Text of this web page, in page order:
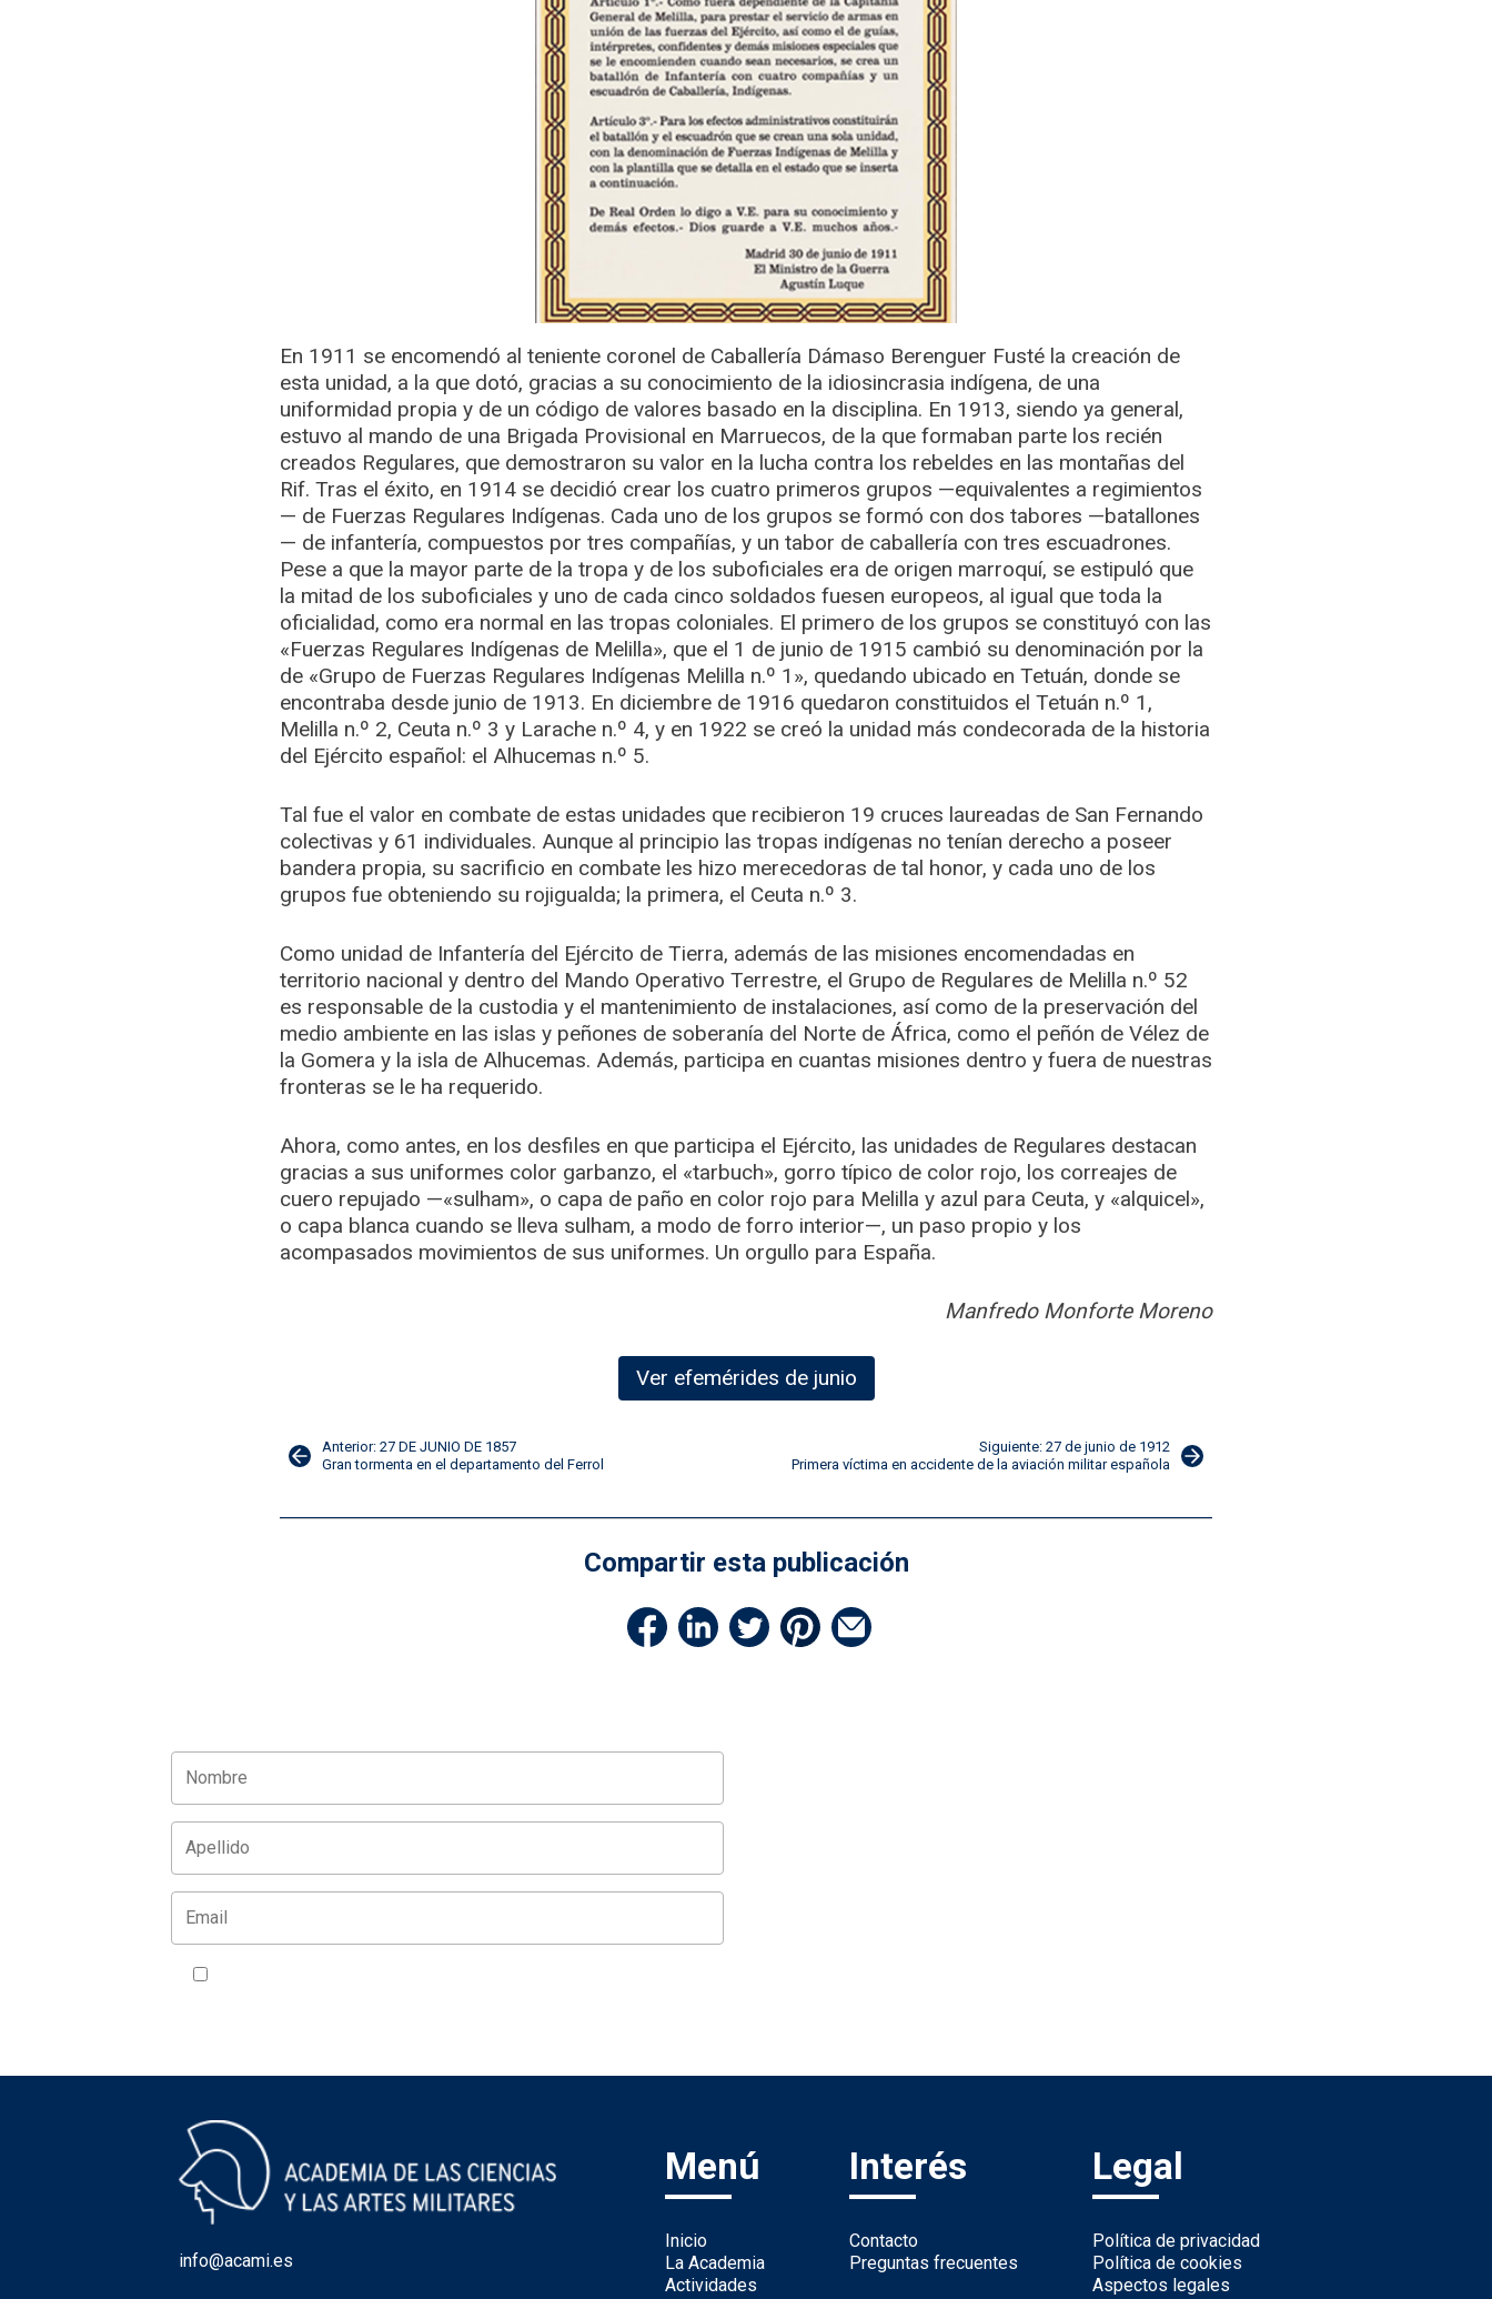
En 1911 se encomendó al teniente coronel de Caballería Dámaso Berenguer Fusté la creación de
esta unidad, a la que dotó, gracias a su conocimiento de la idiosincrasia indígena, de una
uniformidad propia y de un código de valores basado en la disciplina. En 1913, siendo ya general,
estuvo al mando de una Brigada Provisional en Marruecos, de la que formaban parte los recién
creados Regulares, que demostraron su valor en la lucha contra los rebeldes en las montañas del
Rif. Tras el éxito, en 1914 se decidió crear los cuatro primeros grupos —equivalentes a regimientos
— de Fuerzas Regulares Indígenas. Cada uno de los grupos se formó con dos tabores —batallones
— de infantería, compuestos por tres compañías, y un tabor de caballería con tres escuadrones.
Pese a que la mayor parte de la tropa y de los suboficiales era de origen marroquí, se estipuló que
la mitad de los suboficiales y uno de cada cinco soldados fuesen europeos, al igual que toda la
oficialidad, como era normal en las tropas coloniales. El primero de los grupos se constituyó con las
«Fuerzas Regulares Indígenas de Melilla», que el 1 de junio de 1915 cambió su denominación por la
de «Grupo de Fuerzas Regulares Indígenas Melilla n.º 1», quedando ubicado en Tetuán, donde se
encontraba desde junio de 1913. En diciembre de 1916 quedaron constituidos el Tetuán n.º 1,
Melilla n.º 2, Ceuta n.º 3 y Larache n.º 4, y en 1922 se creó la unidad más condecorada de la historia
del Ejército español: el Alhucemas n.º 5.
Tal fue el valor en combate de estas unidades que recibieron 19 cruces laureadas de San Fernando
colectivas y 61 individuales. Aunque al principio las tropas indígenas no tenían derecho a poseer
bandera propia, su sacrificio en combate les hizo merecedoras de tal honor, y cada uno de los
grupos fue obteniendo su rojigualda; la primera, el Ceuta n.º 3.
Como unidad de Infantería del Ejército de Tierra, además de las misiones encomendadas en
territorio nacional y dentro del Mando Operativo Terrestre, el Grupo de Regulares de Melilla n.º 52
es responsable de la custodia y el mantenimiento de instalaciones, así como de la preservación del
medio ambiente en las islas y peñones de soberanía del Norte de África, como el peñón de Vélez de
la Gomera y la isla de Alhucemas. Además, participa en cuantas misiones dentro y fuera de nuestras
fronteras se le ha requerido.
Ahora, como antes, en los desfiles en que participa el Ejército, las unidades de Regulares destacan
gracias a sus uniformes color garbanzo, el «tarbuch», gorro típico de color rojo, los correajes de
cuero repujado —«sulham», o capa de paño en color rojo para Melilla y azul para Ceuta, y «alquicel»,
o capa blanca cuando se lleva sulham, a modo de forro interior—, un paso propio y los
acompasados movimientos de sus uniformes. Un orgullo para España.
Manfredo Monforte Moreno
Ver efemérides de junio
Navegación
Anterior: 27 DE JUNIO DE 1857
Gran tormenta en el departamento del Ferrol
Siguiente: 27 de junio de 1912
Primera víctima en accidente de la aviación militar española
Compartir esta publicación
info@acami.es
Menú
Inicio
La Academia
Actividades
Interés
Contacto
Preguntas frecuentes
Legal
Política de privacidad
Política de cookies
Aspectos legales